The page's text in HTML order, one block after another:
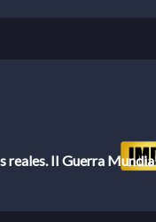
reales. II Guerra